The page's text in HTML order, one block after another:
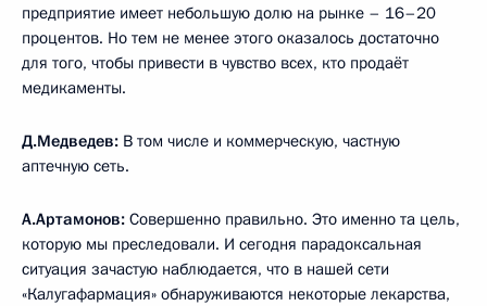
предприятие имеет небольшую долю на рынке – 16–20
процентов. Но тем не менее этого оказалось достаточно
для того, чтобы привести в чувство всех, кто продаёт
медикаменты.
Д.Медведев: В том числе и коммерческую, частную
аптечную сеть.
А.Артамонов: Совершенно правильно. Это именно та цель,
которую мы преследовали. И сегодня парадоксальная
ситуация зачастую наблюдается, что в нашей сети
«Калугафармация» обнаруживаются некоторые лекарства,